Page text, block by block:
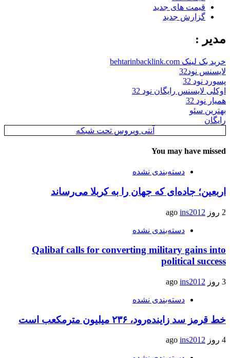
قیمت های جدید
گزارش جدید
مدیر :
خرید بک لینک behtarinbacklink.com
لایسنس نود32
پسورد نود 32
اوکلی لایسنس رایگان نود 32
همیار نود 32
بهترین سئو
رایگان
آنتی ویروس تحت شبکه
You may have missed
دسته‌بندی نشده
اربعین؛ جاده‌ای که جهان را به کربلا می‌رساند
2 روز ago ins2012
دسته‌بندی نشده
Qalibaf calls for converting military gains into
political success
3 روز ago ins2012
دسته‌بندی نشده
خط قرمز سد زاینده‌رود، ۲۳۶ میلیون مترمکعب است
4 روز ago ins2012